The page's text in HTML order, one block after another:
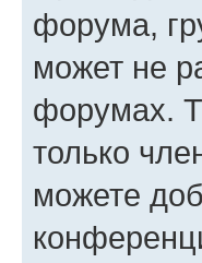
форума,
может не
форумах.
только
можете